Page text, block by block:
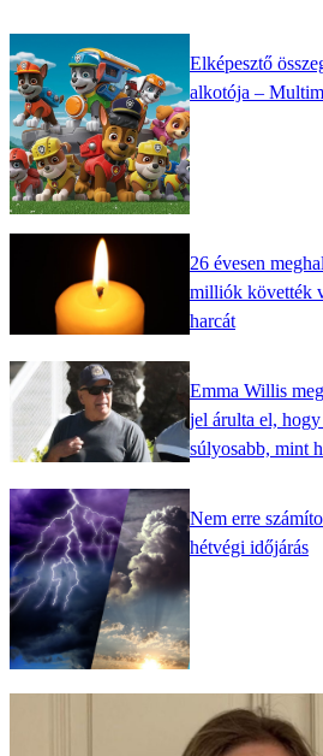
Elképesztő
alkotója –
26 évesen
milliók követték
harcát
Emma Willis
jel árulta el,
súlyosabb, mint
Nem erre
hétvégi időjárás